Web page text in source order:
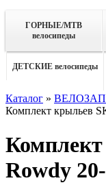
ГОРНЫЕ/MTB
велосипеды
ДЕТСКИЕ велосипеды
Каталог »
Комплект крыльев
Rowdy